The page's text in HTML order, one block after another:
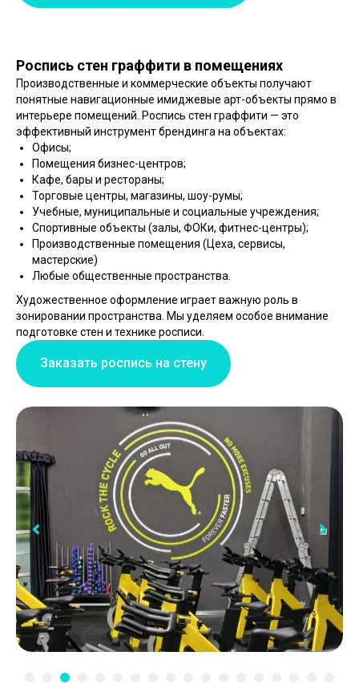
Роспись стен граффити в помещениях
Производственные и коммерческие объекты получают
понятные навигационные имиджевые арт-объекты прямо в
интерьере помещений. Роспись стен граффити — это
эффективный инструмент брендинга на объектах:
Офисы;
Помещения бизнес-центров;
Кафе, бары и рестораны;
Торговые центры, магазины, шоу-румы;
Учебные, муниципальные и социальные учреждения;
Спортивные объекты (залы, ФОКи, фитнес-центры);
Производственные помещения (Цеха, сервисы,
мастерские)
Любые общественные пространства.
Художественное оформление играет важную роль в
зонировании пространства. Мы уделяем особое внимание
подготовке стен и технике росписи.
Заказать роспись на стену